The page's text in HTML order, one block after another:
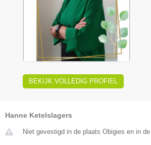
BEKIJK VOLLEDIG PROFIEL
Hanne Ketelslagers
Niet gevestigd in de plaats Obigies en in de